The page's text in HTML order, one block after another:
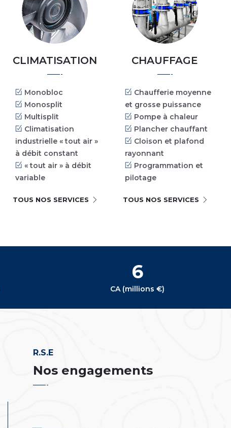
CLIMATISATION
Monobloc
Monosplit
Multisplit
Climatisation
industrielle « tout air »
à débit constant
« tout air » à débit
variable
TOUS NOS SERVICES
CHAUFFAGE
Chaufferie moyenne
et grosse puissance
Pompe à chaleur
Plancher chauffant
Cloison et plafond
rayonnant
Programmation et
pilotage
TOUS NOS SERVICES
6
CA (millions €)
R.S.E
Nos engagements